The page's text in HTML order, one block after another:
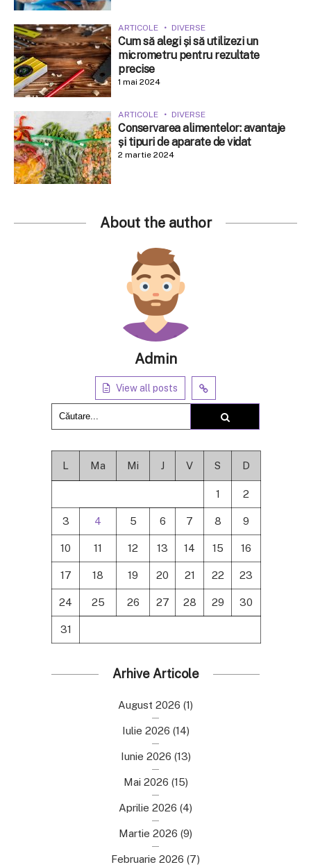
ARTICOLE DIVERSE
Cum să alegi și să utilizezi un
micrometru pentru rezultate
precise
1 mai 2024
ARTICOLE DIVERSE
Conservarea alimentelor: avantaje
și tipuri de aparate de vidat
2 martie 2024
About the author
Admin
View all posts
L Ma Mi J V S D
1 2
3 4 5 6 7 8 9
10 11 12 13 14 15 16
17 18 19 20 21 22 23
24 25 26 27 28 29 30
31
Arhive Articole
August 2026 (1)
Iulie 2026 (14)
Iunie 2026 (13)
Mai 2026 (15)
Aprilie 2026 (4)
Martie 2026 (9)
Februarie 2026 (7)